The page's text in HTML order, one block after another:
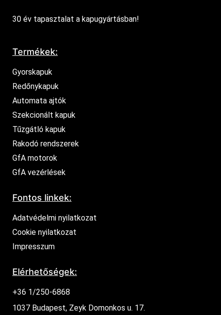
30 év tapasztalat a kapugyártásban!
Termékek:
Gyorskapuk
Redőnykapuk
Automata ajtók
Szekcionált kapuk
Tűzgátló kapuk
Rakodó rendszerek
GfA motorok
GfA vezérlések
Fontos linkek:
Adatvédelmi nyilatkozat
Cookie nyilatkozat
Impresszum
Elérhetőségek:
+36 1/250-6868
1037 Budapest, Zeyk Domonkos u. 17.